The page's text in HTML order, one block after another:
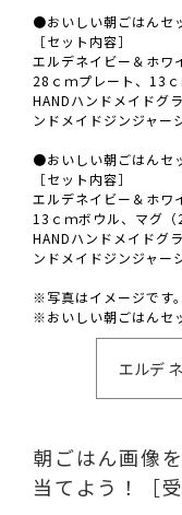
●おいしい朝ごはんセ
［セット内容］
エルデネイビー＆ホワ
28ｃｍプレート、13
HANDハンドメイドグ
ンドメイドジンジャー
●おいしい朝ごはんセ
［セット内容］
エルデネイビー＆ホワ
13ｃｍボウル、マグ
HANDハンドメイドグ
ンドメイドジンジャー
※写真はイメージです。
※おいしい朝ごはんセ
エルデ
朝ごはん画像
当てよう！［